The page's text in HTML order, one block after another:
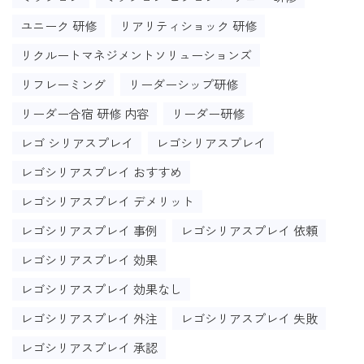
ユニーク 研修
リアリティショック 研修
リクルートマネジメントソリューションズ
リフレーミング
リーダーシップ研修
リーダー合宿 研修 内容
リーダー研修
レゴ シリアスプレイ
レゴシリアスプレイ
レゴシリアスプレイ おすすめ
レゴシリアスプレイ デメリット
レゴシリアスプレイ 事例
レゴシリアスプレイ 依頼
レゴシリアスプレイ 効果
レゴシリアスプレイ 効果なし
レゴシリアスプレイ 外注
レゴシリアスプレイ 失敗
レゴシリアスプレイ 承認